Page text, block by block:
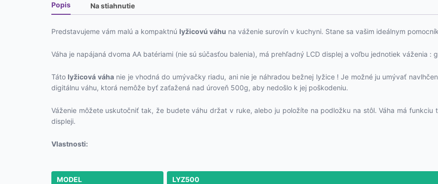
Popis Na stiahnutie
Predstavujeme vám malú a kompaktnú lyžicovú váhu na váženie surovín v kuchyni. Stane sa vašim ideálnym
Váha je napájaná dvoma AA batériami (nie sú súčasťou balenia), má prehľadný LCD displej a voľbu jednotiek váženia :
Táto lyžicová váhanie je vhodná do umývačky riadu, ani nie je náhradou bežnej lyžice ! Je možné ju umývať
digitálnu váhu, ktorá nemôže byť zaťažená nad úroveň 500g, aby nedošlo k jej poškodeniu.
Váženie môžete uskutočniť tak, že budete váhu držat v ruke, alebo ju položíte na podložku na stôl. Váha má funkciu
displeji.
Vlastnosti:
MODEL
LYZ500